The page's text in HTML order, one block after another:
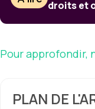
droits et
Pour approfondir,
PLAN DE